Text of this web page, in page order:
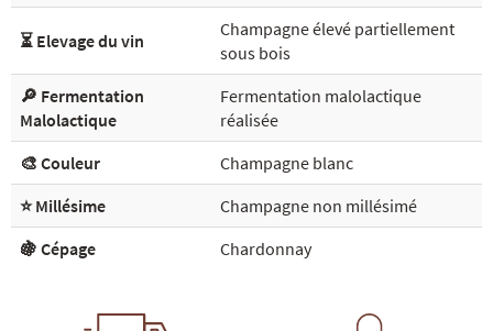
⏳ Elevage du vin
Champagne élevé partiellement
sous bois
🔎 Fermentation
Malolactique
Fermentation malolactique
réalisée
🎨 Couleur
Champagne blanc
⭐ Millésime
Champagne non millésimé
🍇 Cépage
Chardonnay